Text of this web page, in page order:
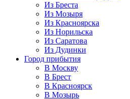
Из Бреста
Из Мозыря
Из Красноярска
Из Норильска
Из Саратова
Из Дудинки
Город прибытия
В Москву
В Брест
В Красноярск
В Мозырь